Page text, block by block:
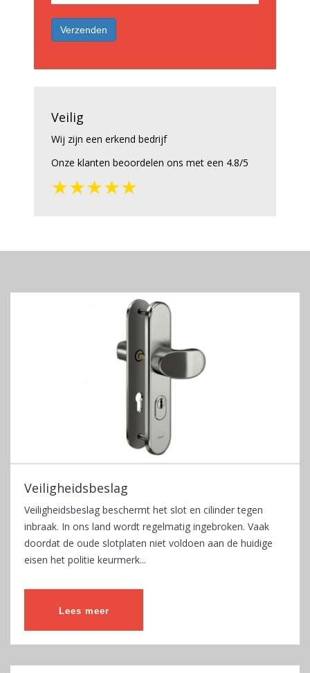
Veilig
Wij zijn een erkend bedrijf
Onze klanten beoordelen ons met een 4.8/5
★★★★★
Veiligheidsbeslag
Veiligheidsbeslag beschermt het slot en cilinder tegen
inbraak. In ons land wordt regelmatig ingebroken. Vaak
doordat de oude slotplaten niet voldoen aan de huidige
eisen het politie keurmerk...
Lees meer